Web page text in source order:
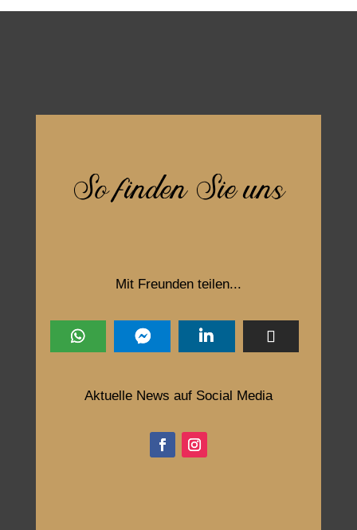
So finden Sie uns
Mit Freunden teilen...
Aktuelle News auf Social Media